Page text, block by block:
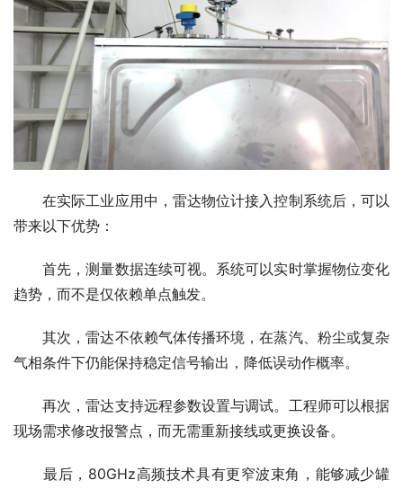
在实际工业应用中，雷达物位计接入控制系统后，可以
带来以下优势：
首先，测量数据连续可视。系统可以实时掌握物位变化
趋势，而不是仅依赖单点触发。
其次，雷达不依赖气体传播环境，在蒸汽、粉尘或复杂
气相条件下仍能保持稳定信号输出，降低误动作概率。
再次，雷达支持远程参数设置与调试。工程师可以根据
现场需求修改报警点，而无需重新接线或更换设备。
最后，80GHz高频技术具有更窄波束角，能够减少罐